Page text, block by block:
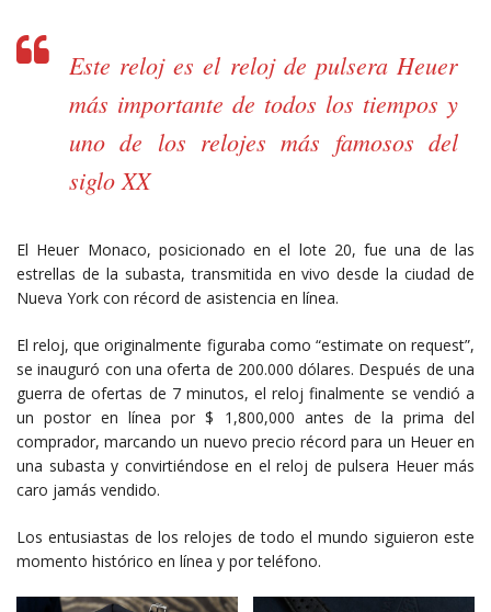
Este reloj es el reloj de pulsera Heuer
más importante de todos los tiempos y
uno de los relojes más famosos del
siglo XX
El Heuer Monaco, posicionado en el lote 20, fue una de las
estrellas de la subasta, transmitida en vivo desde la ciudad de
Nueva York con récord de asistencia en línea.
El reloj, que originalmente figuraba como “estimate on request”,
se inauguró con una oferta de 200.000 dólares. Después de una
guerra de ofertas de 7 minutos, el reloj finalmente se vendió a
un postor en línea por $ 1,800,000 antes de la prima del
comprador, marcando un nuevo precio récord para un Heuer en
una subasta y convirtiéndose en el reloj de pulsera Heuer más
caro jamás vendido.
Los entusiastas de los relojes de todo el mundo siguieron este
momento histórico en línea y por teléfono.